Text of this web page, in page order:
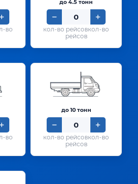
во
до 4.5 тонн
кол-во
рейсов
во
до 10 тонн
кол-во
рейсов